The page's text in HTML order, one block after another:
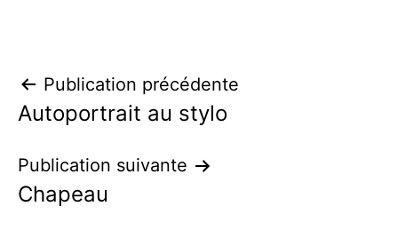
Navigation
de
l’article
Publication précédente
Autoportrait au stylo
Publication suivante
Chapeau